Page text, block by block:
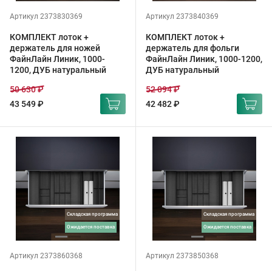
Артикул 2373830369
КОМПЛЕКТ лоток +
держатель для ножей
ФайнЛайн Линик, 1000-
1200, ДУБ натуральный
43 549 ₽
50 630 ₽
Артикул 2373840369
КОМПЛЕКТ лоток +
держатель для фольги
ФайнЛайн Линик, 1000-1200,
ДУБ натуральный
42 482 ₽
52 094 ₽
Складская программа
ожидается поставка
Артикул 2373860368
Складская программа
ожидается поставка
Артикул 2373850368